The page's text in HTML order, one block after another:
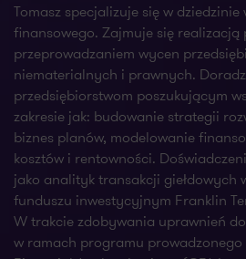
Tomasz specjalizuje się w
finansowego. Zajmuje się
przeprowadzaniem wycen
niematerialnych i prawnych.
przedsiębiorstwom poszukującym
zakresie jak: budowanie strategii
biznes planów, modelowanie
kosztów i rentowności.
jako analityk transakcji giełdowych
funduszu inwestycyjnym Franklin
W trakcie zdobywania uprawnień
w ramach programu